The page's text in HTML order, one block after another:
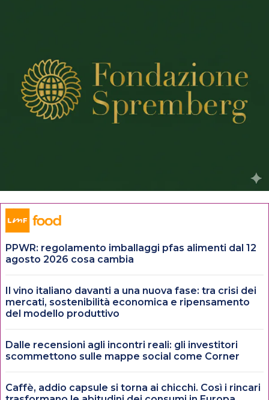
PPWR: regolamento imballaggi pfas alimenti dal 12
agosto 2026 cosa cambia
Il vino italiano davanti a una nuova fase: tra crisi dei
mercati, sostenibilità economica e ripensamento
del modello produttivo
Dalle recensioni agli incontri reali: gli investitori
scommettono sulle mappe social come Corner
Caffè, addio capsule si torna ai chicchi. Così i rincari